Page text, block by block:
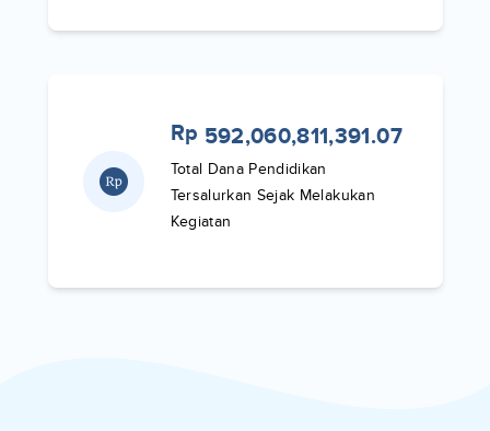
Rp 592,060,811,391.07
Total Dana Pendidikan
Tersalurkan Sejak Melakukan
Kegiatan